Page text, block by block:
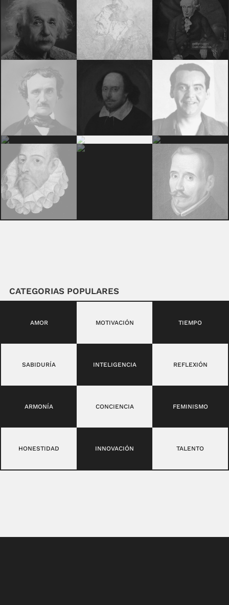
CATEGORIAS POPULARES
AMOR MOTIVACIÓN TIEMPO
SABIDURÍA INTELIGENCIA REFLEXIÓN
ARMONÍA CONCIENCIA FEMINISMO
HONESTIDAD INNOVACIÓN TALENTO